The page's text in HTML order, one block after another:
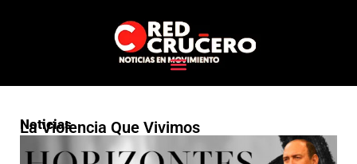
Noticias
La Violencia Que Vivimos